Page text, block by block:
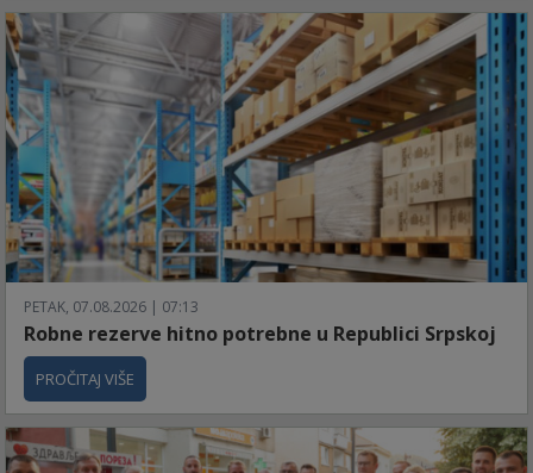
PETAK, 07.08.2026 | 07:13
Robne rezerve hitno potrebne u Republici Srpskoj
PROČITAJ VIŠE